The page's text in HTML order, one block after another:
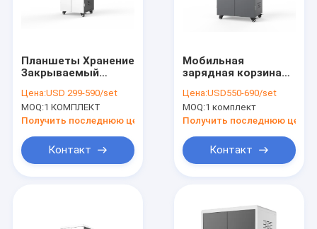
Планшеты Хранение
Закрываемый
разъемами
переменного тока
Цена:USD 299-590/set
MOQ:1 КОМПЛЕКТ
Получить последнюю цену
Контакт
Мобильная
зарядная корзина
зарядный шкаф
умный тип
Цена:USD550-690/set
MOQ:1 комплект
Получить последнюю цену
Контакт